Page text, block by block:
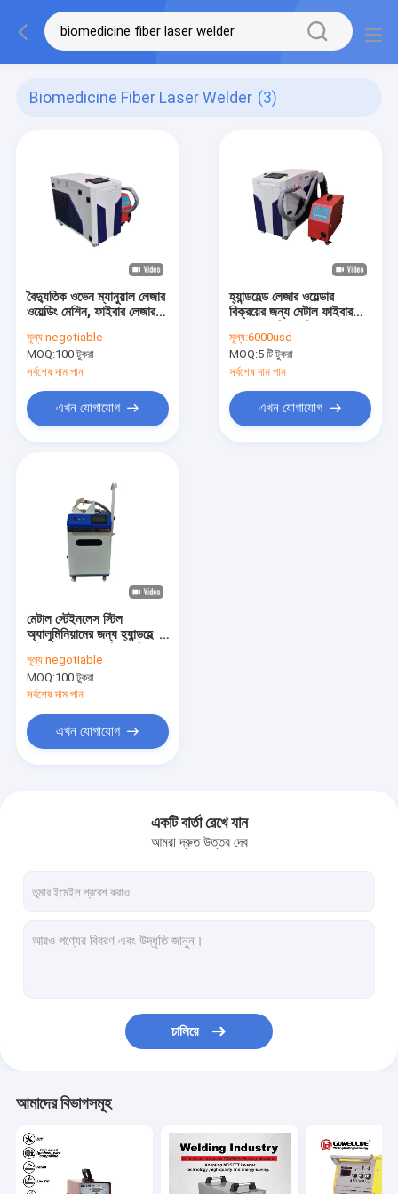
Biomedicine Fiber Laser Welder (3)
বৈদ্যুতিক ওভেন ম্যানুয়াল লেজার
ওয়েল্ডিং মেশিন, ফাইবার লেজার
মূল্য:negotiable
MOQ:100 টুকরা
সর্বশেষ দাম পান
এখন যোগাযোগ
হ্যান্ডহেল্ড লেজার ওয়েল্ডার
বিক্রয়ের জন্য মেটাল ফাইবার
লেজার ওয়েল্ডিং পোর্টেবল লেজার
ওয়েল্ডার
মূল্য:6000usd
MOQ:5 টি টুকরা
সর্বশেষ দাম পান
এখন যোগাযোগ
মেটাল স্টেইনলেস স্টিল
অ্যালুমিনিয়ামের জন্য হ্যান্ডহেল্ড
মূল্য:negotiable
MOQ:100 টুকরা
সর্বশেষ দাম পান
এখন যোগাযোগ
একটি বার্তা রেখে যান
আমরা দ্রুত উত্তর দেব
চালিয়ে
আমাদের বিভাগসমূহ